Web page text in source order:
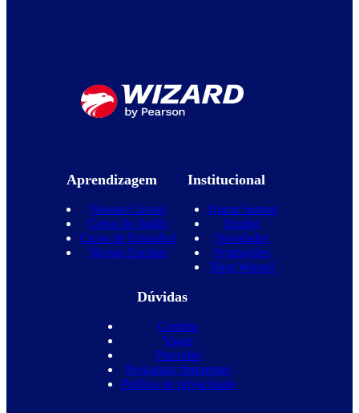
Aprendizagem
Nossos Cursos
Curso de Inglês
Curso de Espanhol
Nossas Escolas
Institucional
Quem Somos
Equipe
Novidades
Promoções
Blog Wizard
Dúvidas
Contato
Vagas
Parcerias
Perguntas frequentes
Política de privacidade